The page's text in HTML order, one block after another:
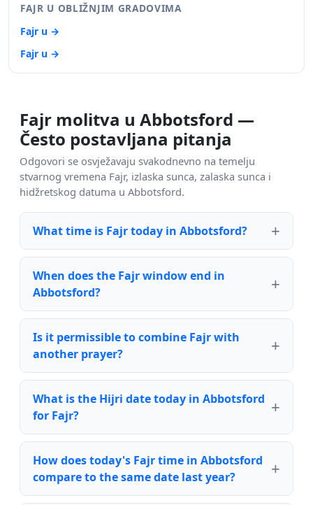
FAJR U OBLIŽNJIM GRADOVIMA
Fajr u →
Fajr u →
Fajr molitva u Abbotsford —
Često postavljana pitanja
Odgovori se osvježavaju svakodnevno na temelju
stvarnog vremena Fajr, izlaska sunca, zalaska sunca i
hidžretskog datuma u Abbotsford.
What time is Fajr today in Abbotsford?
When does the Fajr window end in
Abbotsford?
Is it permissible to combine Fajr with
another prayer?
What is the Hijri date today in Abbotsford
for Fajr?
How does today's Fajr time in Abbotsford
compare to the same date last year?